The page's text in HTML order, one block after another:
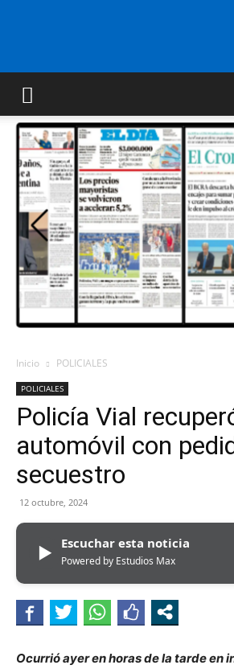
FM
GOLD
ORAN
107.1
Inicio POLICIALES
POLICIALES
Policía Vial
automóvil con
secuestro
12 octubre, 2024
▶ Escuchar esta noticia
Powered by Estudios Max
Ocurrió ayer en horas de la tarde en